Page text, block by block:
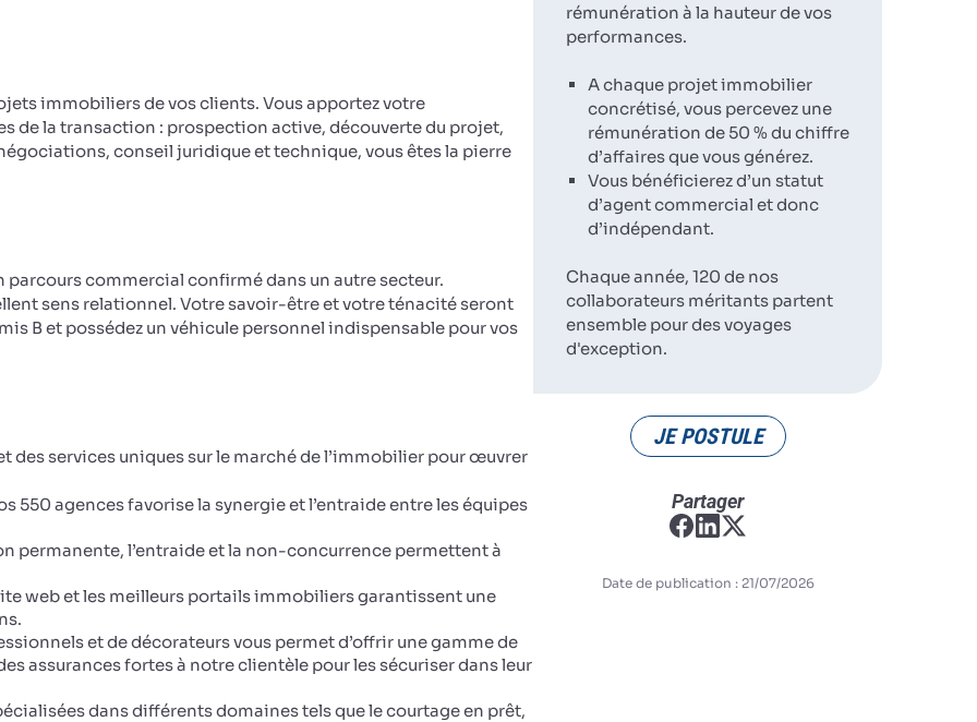
immobiliers de vos clients. Vous apportez votre
de la transaction : prospection active, découverte du projet,
conseil juridique et technique, vous êtes la pierre
parcours commercial confirmé dans un autre secteur.
sens relationnel. Votre savoir-être et votre ténacité seront
B et possédez un véhicule personnel indispensable pour vos
des services uniques sur le marché de l’immobilier pour œuvrer
550 agences favorise la synergie et l’entraide entre les équipes
permanente, l’entraide et la non-concurrence permettent à
web et les meilleurs portails immobiliers garantissent une
et de décorateurs vous permet d’offrir une gamme de
assurances fortes à notre clientèle pour les sécuriser dans leur
dans différents domaines tels que le courtage en prêt,
rémunération à la hauteur de vos
performances.
A chaque projet immobilier
concrétisé, vous percevez une
rémunération de 50 % du chiffre
d’affaires que vous générez.
Vous bénéficierez d’un statut
d’agent commercial et donc
d’indépendant.
Chaque année, 120 de nos
collaborateurs méritants partent
ensemble pour des voyages
d'exception.
JE POSTULE
Partager
Date de publication : 21/07/2026